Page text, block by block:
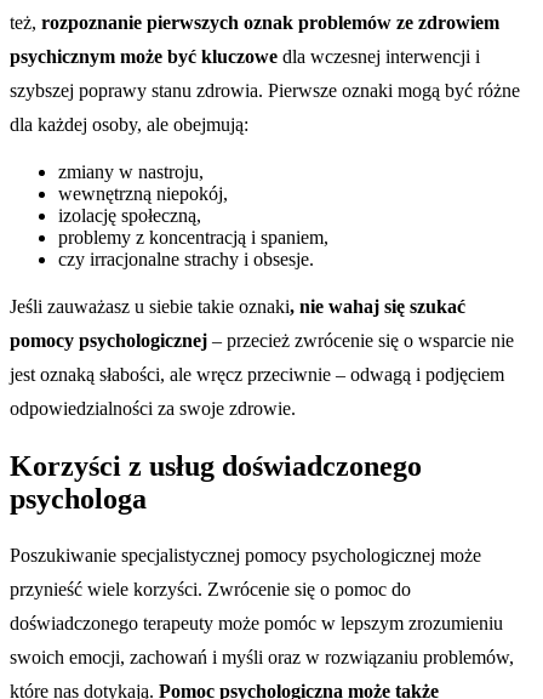
też, rozpoznanie pierwszych oznak problemów ze zdrowiem
psychicznym może być kluczowe dla wczesnej interwencji i
szybszej poprawy stanu zdrowia. Pierwsze oznaki mogą być różne
dla każdej osoby, ale obejmują:
zmiany w nastroju,
wewnętrzną niepokój,
izolację społeczną,
problemy z koncentracją i spaniem,
czy irracjonalne strachy i obsesje.
Jeśli zauważasz u siebie takie oznaki, nie wahaj się szukać
pomocy psychologicznej – przecież zwrócenie się o wsparcie nie
jest oznaką słabości, ale wręcz przeciwnie – odwagą i podjęciem
odpowiedzialności za swoje zdrowie.
Korzyści z usług doświadczonego
psychologa
Poszukiwanie specjalistycznej pomocy psychologicznej może
przynieść wiele korzyści. Zwrócenie się o pomoc do
doświadczonego terapeuty może pomóc w lepszym zrozumieniu
swoich emocji, zachowań i myśli oraz w rozwiązaniu problemów,
które nas dotykają. Pomoc psychologiczna może także